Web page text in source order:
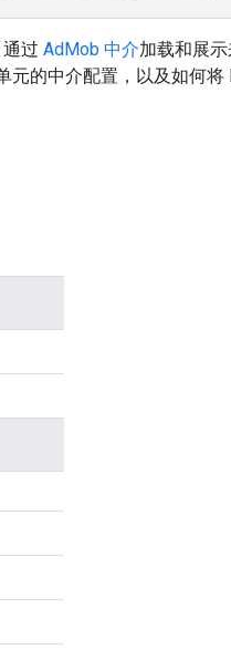
通过 AdMob 中介加载和展
的中介配置，以及如何将